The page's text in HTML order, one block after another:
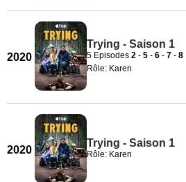
2020
Trying - Saison 1
5 Episodes 2 - 5 - 6 - 7 - 8
Rôle: Karen
2020
Trying - Saison 1
Rôle: Karen